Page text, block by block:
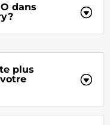
dans
plus